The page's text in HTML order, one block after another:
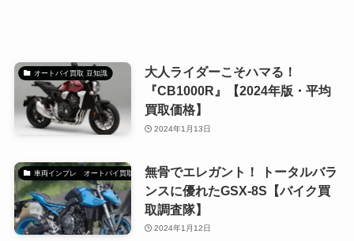
オートバイ買取 豆知識
大人ライダーこそハマる！
『CB1000R』【2024年版・平均
買取価格】
2024年1月13日
車両インプレ オートバイ買取調査隊無骨でエレガント！ トータルバラ
ンスに優れたGSX-8S【バイク買
取調査隊】
2024年1月12日